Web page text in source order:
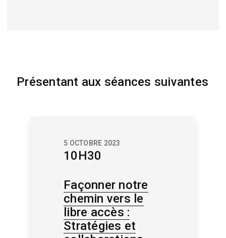
Présentant aux séances suivantes
5 OCTOBRE 2023
10H30
Façonner notre
chemin vers le
libre accès :
Stratégies et